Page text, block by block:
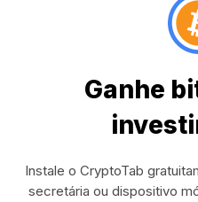
Ganhe
Instale o CryptoTab
secretária ou dispositivo